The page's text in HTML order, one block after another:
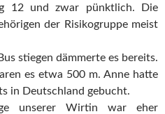
12 und zwar pünktlich. Die
der Risikogruppe meist
stiegen dämmerte es bereits.
es etwa 500 m. Anne hatte
in Deutschland gebucht.
unserer Wirtin war eher